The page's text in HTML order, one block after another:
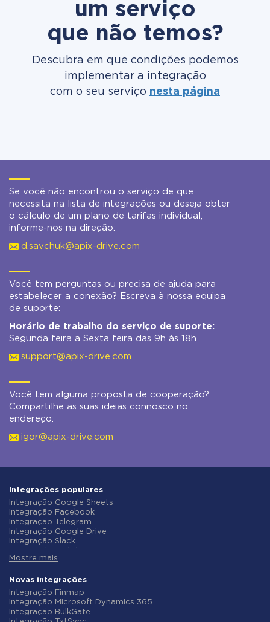
um serviço
que não temos?
Descubra em que condições podemos
implementar a integração
com o seu serviço nesta página
Se você não encontrou o serviço de que
necessita na lista de integrações ou deseja obter
o cálculo de um plano de tarifas individual,
informe-nos na direção:
d.savchuk@apix-drive.com
Você tem perguntas ou precisa de ajuda para
estabelecer a conexão? Escreva à nossa equipa
de suporte:
Horário de trabalho do serviço de suporte:
Segunda feira a Sexta feira das 9h às 18h
support@apix-drive.com
Você tem alguma proposta de cooperação?
Compartilhe as suas ideias connosco no
endereço:
igor@apix-drive.com
Integrações populares
Integração Google Sheets
Integração Facebook
Integração Telegram
Integração Google Drive
Integração Slack
Integração Gmail
Integração ClickUp
Integração Airtable
Integração Google Contacts
Integração OpenAI (ChatGPT)
Integração Instagram
Mostre mais
Novas integrações
Integração Finmap
Integração Microsoft Dynamics 365
Integração BulkGate